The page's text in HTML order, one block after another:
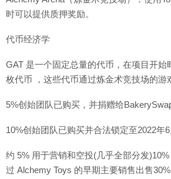
时可以提供质押奖励。
代币经济学
GAT 是一个固定总量的代币，在项目开始
枚代币 ，这些代币通过炼金术竞技场的游
5%创始团队已购买，并捐赠给
10%创始团队已购买并合法锁定至2022年
约 5% 用于营销和空投(几乎全部分发
过 Alchemy Toys 的早期主要销售出售